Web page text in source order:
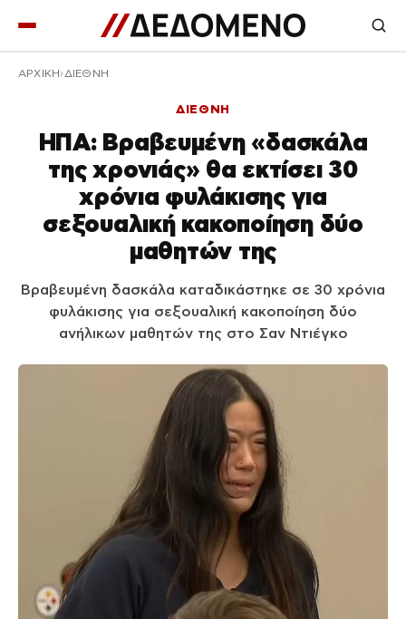
ΑΡΧΙΚΉ ΔΙΕΘΝΗ
ΔΙΕΘΝΗ
ΗΠΑ: Βραβευμένη «δασκάλα
της χρονιάς» θα εκτίσει 30
χρόνια φυλάκισης για
σεξουαλική κακοποίηση δύο
μαθητών της
Βραβευμένη δασκάλα καταδικάστηκε σε 30 χρόνια
φυλάκισης για σεξουαλική κακοποίηση δύο
ανήλικων μαθητών της στο Σαν Ντιέγκο